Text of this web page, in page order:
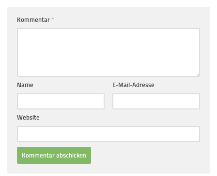
Kommentar *
Name E-Mail-Adresse
Website